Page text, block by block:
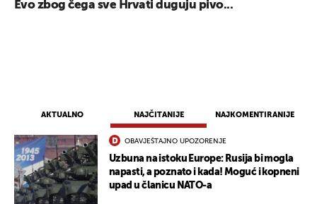
AKTUALNO NAJČITANIJE NAJKOMENTIRANIJE
OBAVJEŠTAJNO UPOZORENJE
Uzbuna na istoku Europe: Rusija bi mogla
napasti, a poznato i kada! Moguć i kopneni
upad u članicu NATO-a
Evo zbog čega sve Hrvati duguju pivo...